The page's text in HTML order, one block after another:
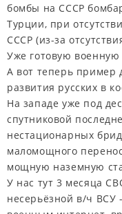
бомбы на СССР
Турции, при
СССР (из-за
Уже готовую военную
А вот теперь пример
развития русских в
На западе уже под
спутниковой
нестационарных
маломощного
мощную наземную
У нас тут 3 месяца
несерьёзной в/ч ВСУ